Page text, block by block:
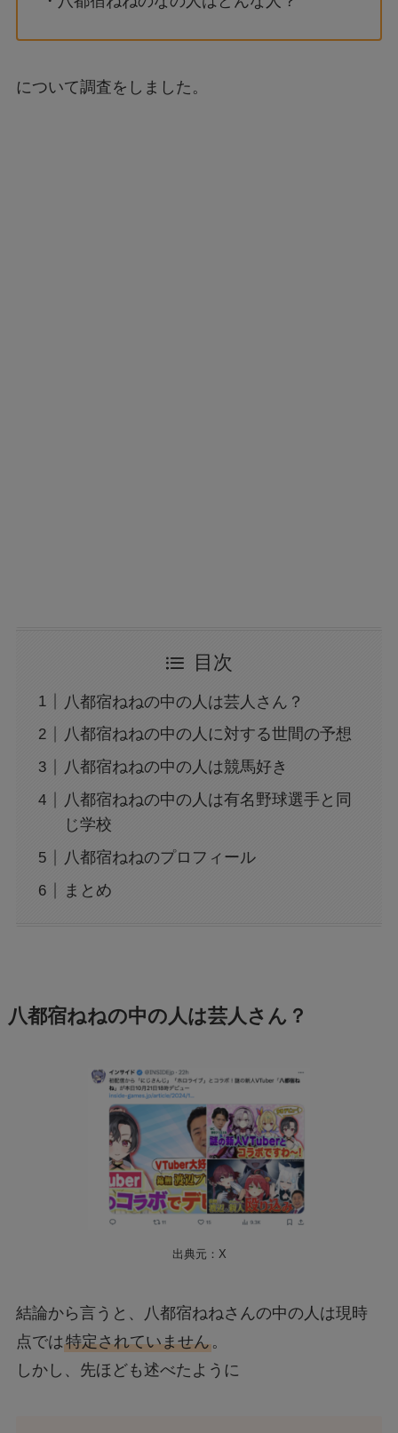
について調査をしました。
目次
八都宿ねねの中の人は芸人さん？
八都宿ねねの中の人に対する世間の予想
八都宿ねねの中の人は競馬好き
八都宿ねねの中の人は有名野球選手と同
じ学校
八都宿ねねのプロフィール
まとめ
八都宿ねねの中の人は芸人さん？
出典元：X
結論から言うと、八都宿ねねさんの中の人は現時
点では特定されていません。
しかし、先ほども述べたように